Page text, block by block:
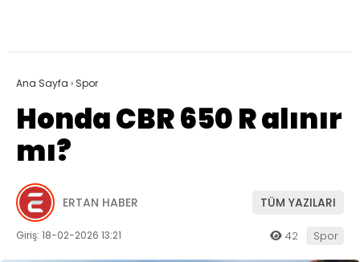
Ana Sayfa › Spor
Honda CBR 650 R alınır
mı?
ERTAN HABER TÜM YAZILARI
Giriş: 18-02-2026 13:21 42 Spor